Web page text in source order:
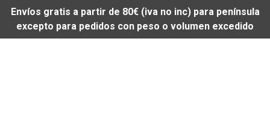
Envíos gratis a partir de 80€ (iva no inc) para península
excepto para pedidos con peso o volumen excedido